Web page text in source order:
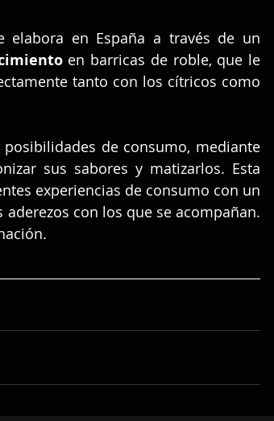
elabora en España a través de un
en barricas de roble, que le
tanto con los cítricos como
de consumo, mediante
sus sabores y matizarlos. Esta
experiencias de consumo con un
con los que se acompañan.